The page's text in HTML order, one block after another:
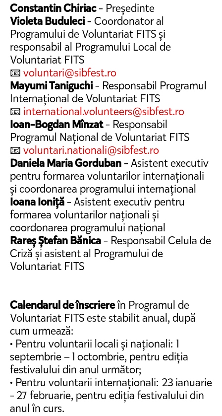
Constantin Chiriac- Președinte
Violeta Buduleci- Coordonator al
Programului de Voluntariat FITS și
responsabil al Programului Local de
Voluntariat FITS
📧 voluntari@sibfest.ro
Mayumi Taniguchi- Responsabil Programul
Internațional de Voluntariat FITS
📧 international.volunteers@sibfest.ro
Ioan-Bogdan Mînzat- Responsabil
Programul Național de Voluntariat FITS
📧 voluntari.nationali@sibfest.ro
Daniela Maria Gorduban- Asistent executiv
pentru formarea voluntarilor internaționali
și coordonarea programului internațional
Ioana Ioniță- Asistent executiv pentru
formarea voluntarilor naționali și
coordonarea programului național
Rareș Ștefan Bănica- Responsabil Celula de
Criză și asistent al Programului de
Voluntariat FITS
Calendarul de înscriereîn Programul de
Voluntariat FITS este stabilit anual, după
cum urmează:
• Pentru voluntarii locali și naționali: 1
septembrie – 1 octombrie, pentru ediția
festivalului din anul următor;
• Pentru voluntarii internaționali: 23 ianuarie
- 27 februarie, pentru ediția festivalului din
anul în curs.